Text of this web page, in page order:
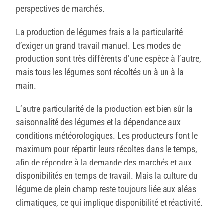
perspectives de marchés.
La production de légumes frais a la particularité
d’exiger un grand travail manuel. Les modes de
production sont très différents d’une espèce à l’autre,
mais tous les légumes sont récoltés un à un à la
main.
L’autre particularité de la production est bien sûr la
saisonnalité des légumes et la dépendance aux
conditions météorologiques. Les producteurs font le
maximum pour répartir leurs récoltes dans le temps,
afin de répondre à la demande des marchés et aux
disponibilités en temps de travail. Mais la culture du
légume de plein champ reste toujours liée aux aléas
climatiques, ce qui implique disponibilité et réactivité.